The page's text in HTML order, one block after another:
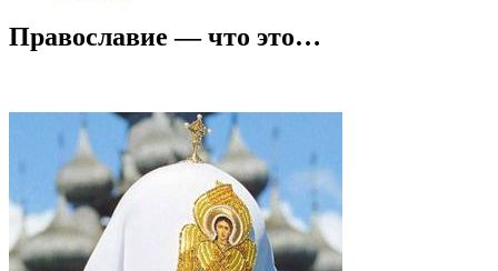
Православие — что это…